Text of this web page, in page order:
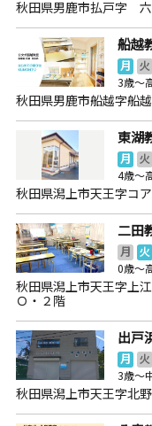
秋田県男鹿市払戸字 六
船越
月 火
3歳～
秋田県男鹿市船越字船
東湖
月 火
4歳～
秋田県潟上市天王字コ
二田
月 火
0歳～
秋田県潟上市天王字上
Ｏ・２階
出戸
月 火
3歳～
秋田県潟上市天王字北